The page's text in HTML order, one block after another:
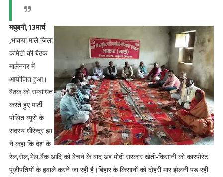
मधुबनी,13मार्च
,भाकपा माले ज़िला
कमिटी की बैठक
मालेनगर में
आयोजित हुआ।
बैठक को सम्बोधित
करते हुए पार्टी
पोलित ब्यूरो के
सदस्य धीरेन्द्र झा
ने कहा कि देश के
रेल,सेल,भेल,बैंक आदि को बेचने के बाद अब मोदी सरकार खेती-किसानी को कारपोरेट
पूंजीपतियों के हवाले करने जा रही है।बिहार के किसानों को दोहरी मार झेलनी पड़ रही